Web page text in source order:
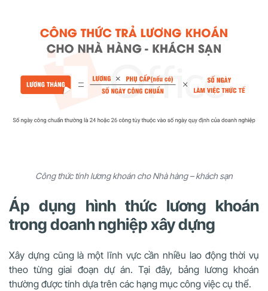
Công thức tính lương khoán cho Nhà hàng – khách sạn
Áp dụng hình thức lương khoán
trong doanh nghiệp xây dựng
Xây dựng cũng là một lĩnh vực cần nhiều lao động thời vụ
theo từng giai đoạn dự án. Tại đây, bảng lương khoán
thường được tính dựa trên các hạng mục công việc cụ thể.